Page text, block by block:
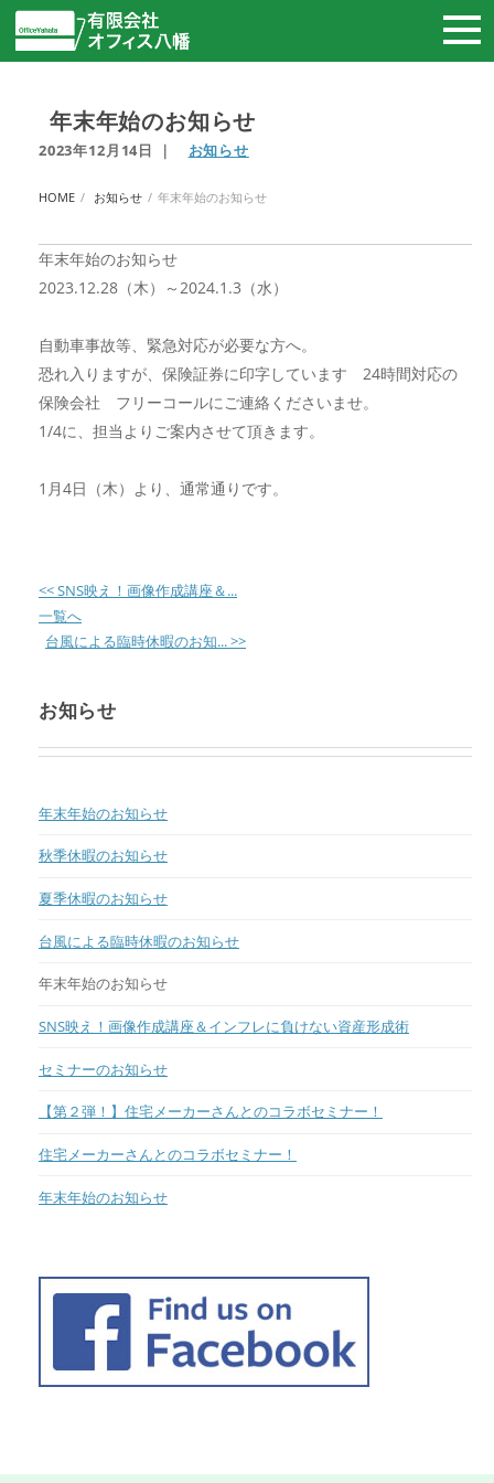
年末年始のお知らせ
2023年12月14日 ｜ お知らせ
HOME お知らせ 年末年始のお知らせ
年末年始のお知らせ
2023.12.28（木）～2024.1.3（水）
自動車事故等、緊急対応が必要な方へ。
恐れ入りますが、保険証券に印字しています 24時間対応の
保険会社 フリーコールにご連絡くださいませ。
1/4に、担当よりご案内させて頂きます。
1月4日（木）より、通常通りです。
<< SNS映え！画像作成講座＆...
一覧へ
台風による臨時休暇のお知... >>
お知らせ
年末年始のお知らせ
秋季休暇のお知らせ
夏季休暇のお知らせ
台風による臨時休暇のお知らせ
年末年始のお知らせ
SNS映え！画像作成講座＆インフレに負けない資産形成術
セミナーのお知らせ
【第２弾！】住宅メーカーさんとのコラボセミナー！
住宅メーカーさんとのコラボセミナー！
年末年始のお知らせ